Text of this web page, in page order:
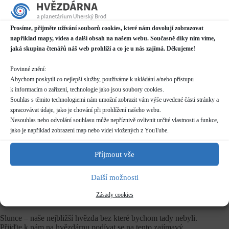
Prosíme, přijměte užívání souborů cookies, které nám dovolují zobrazovat
například mapy, videa a další obsah na našem webu. Současně díky nim víme,
jaká skupina čtenářů náš web prohlíží a co je u nás zajímá. Děkujeme!
Povinné znění:
Abychom poskytli co nejlepší služby, používáme k ukládání a/nebo přístupu
k informacím o zařízení, technologie jako jsou soubory cookies.
Souhlas s těmito technologiemi nám umožní zobrazit vám výše uvedené části stránky a
zpracovávat údaje, jako je chování při prohlížení našeho webu.
Nesouhlas nebo odvolání souhlasu může nepříznivě ovlivnit určité vlastnosti a funkce,
jako je například zobrazení map nebo videí vložených z YouTube.
Příjmout vše
Další možnosti
Zásady cookies
Datum / čas
03.09.2023
14:00 - 18:00
Hvězdárna
Prakšická 2222, Uherský Brod
Další informace o dostupnosti a parkování
Kategorie
Pravidelné akce
Rezervace
Slunce – naše nejbližší hvězda bez které bychom tady nebyli.
Přijďte k nám na hvězdárnu podívat se na tento zajímavý